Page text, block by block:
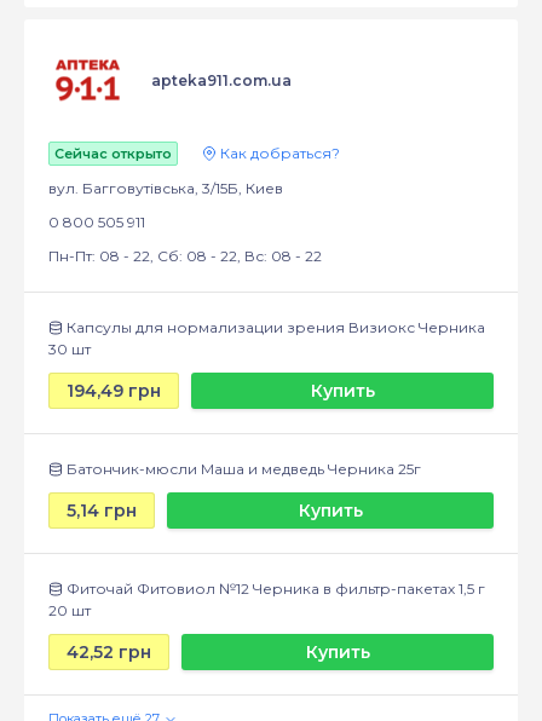
apteka911.com.ua
Сейчас открыто
Как добраться?
вул. Багговутівська, 3/15Б, Киев
0 800 505 911
Пн-Пт: 08 - 22, Сб: 08 - 22, Вс: 08 - 22
Капсулы для нормализации зрения Визиокс Черника
30 шт
194,49 грн Купить
Батончик-мюсли Маша и медведь Черника 25г
5,14 грн Купить
Фиточай Фитовиол №12 Черника в фильтр-пакетах 1,5 г
20 шт
42,52 грн Купить